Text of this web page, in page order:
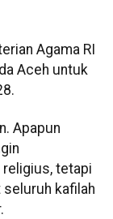
Agama RI
Aceh untuk
Apapun
religius, tetapi
seluruh kafilah